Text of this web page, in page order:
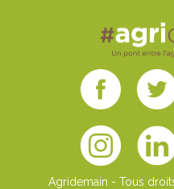
Agridemain - Tous